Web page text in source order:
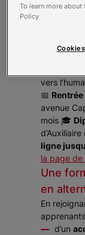
et autres
Intégrer
vers
📅
avenue
mois 🎓
ligne
la page de
Une
en
En
d’un
To learn more
Policy